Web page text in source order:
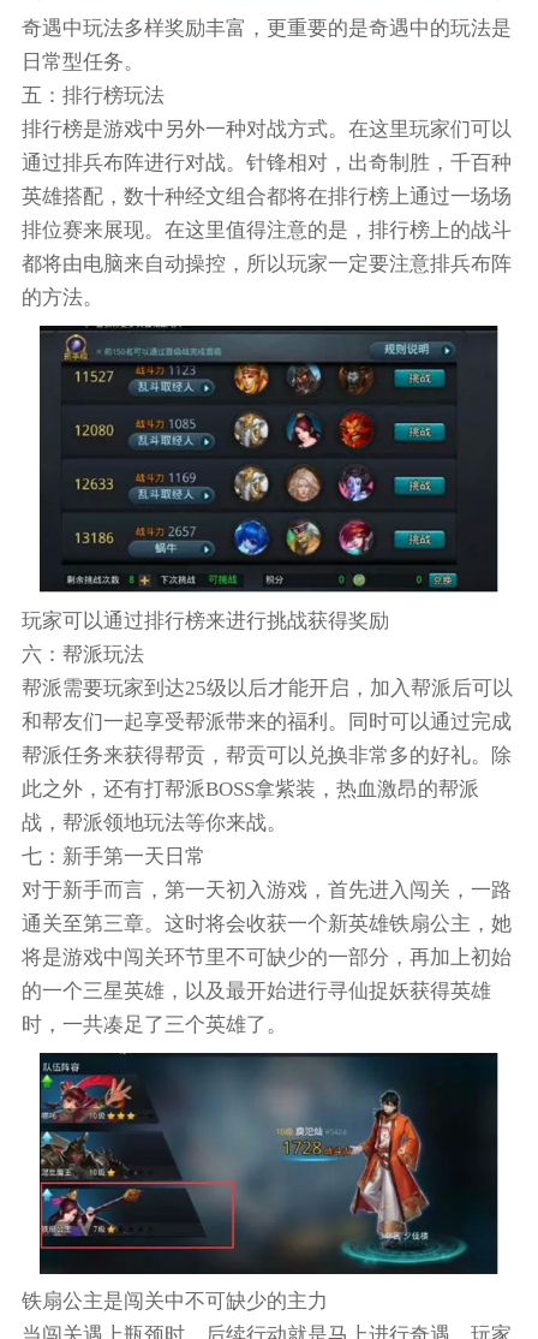
奇遇中玩法多样奖励丰富，更重要的是奇遇中的玩法是
日常型任务。
五：排行榜玩法
排行榜是游戏中另外一种对战方式。在这里玩家们可以
通过排兵布阵进行对战。针锋相对，出奇制胜，千百种
英雄搭配，数十种经文组合都将在排行榜上通过一场场
排位赛来展现。在这里值得注意的是，排行榜上的战斗
都将由电脑来自动操控，所以玩家一定要注意排兵布阵
的方法。
玩家可以通过排行榜来进行挑战获得奖励
六：帮派玩法
帮派需要玩家到达25级以后才能开启，加入帮派后可以
和帮友们一起享受帮派带来的福利。同时可以通过完成
帮派任务来获得帮贡，帮贡可以兑换非常多的好礼。除
此之外，还有打帮派BOSS拿紫装，热血激昂的帮派
战，帮派领地玩法等你来战。
七：新手第一天日常
对于新手而言，第一天初入游戏，首先进入闯关，一路
通关至第三章。这时将会收获一个新英雄铁扇公主，她
将是游戏中闯关环节里不可缺少的一部分，再加上初始
的一个三星英雄，以及最开始进行寻仙捉妖获得英雄
时，一共凑足了三个英雄了。
铁扇公主是闯关中不可缺少的主力